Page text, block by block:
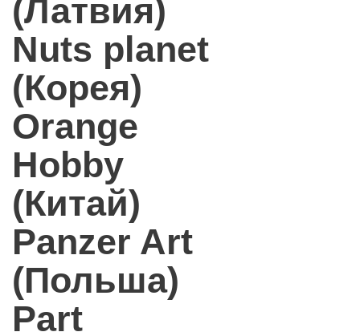
(Латвия)
Nuts planet
(Корея)
Orange
Hobby
(Китай)
Panzer Art
(Польша)
Part